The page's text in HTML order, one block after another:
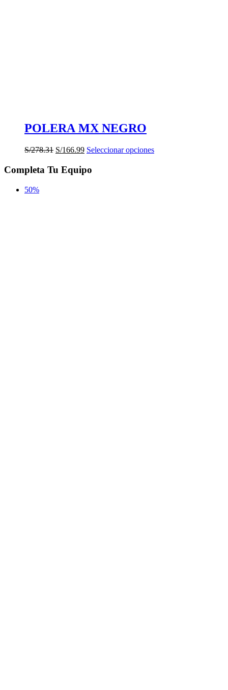
POLERA MX NEGRO
S/278.31 El
original
S/166.99El
actual
es:
Seleccionar opcionesEste
Completa Tu Equipo
50%